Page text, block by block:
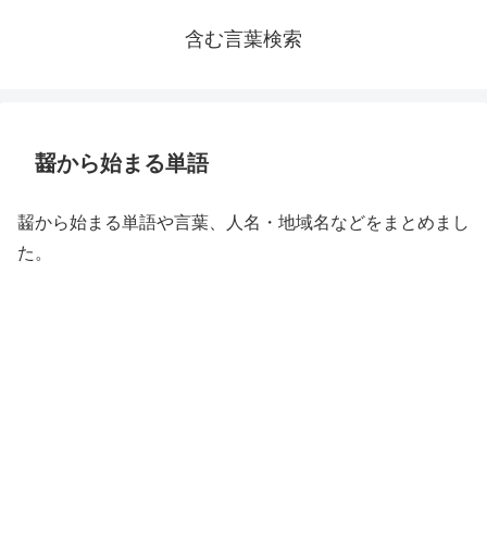
含む言葉検索
齧から始まる単語
齧から始まる単語や言葉、人名・地域名などをまとめまし
た。